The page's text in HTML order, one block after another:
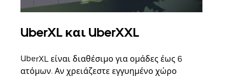
UberXL και UberXXL
UberXL είναι διαθέσιμο για ομάδες έως 6
ατόμων. Αν χρειάζεστε εγγυημένο χώρο